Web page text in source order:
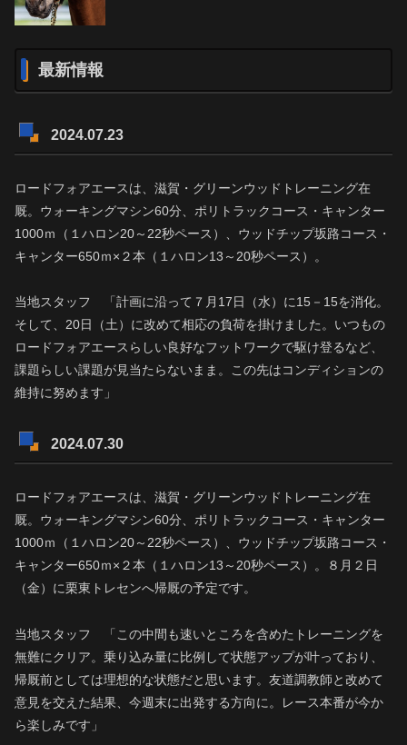
最新情報
2024.07.23
ロードフォアエースは、滋賀・グリーンウッドトレーニング在
厩。ウォーキングマシン60分、ポリトラックコース・キャンター
1000ｍ（１ハロン20～22秒ペース）、ウッドチップ坂路コース・
キャンター650ｍ×２本（１ハロン13～20秒ペース）。
当地スタッフ 「計画に沿って７月17日（水）に15－15を消化。
そして、20日（土）に改めて相応の負荷を掛けました。いつもの
ロードフォアエースらしい良好なフットワークで駆け登るなど、
課題らしい課題が見当たらないまま。この先はコンディションの
維持に努めます」
2024.07.30
ロードフォアエースは、滋賀・グリーンウッドトレーニング在
厩。ウォーキングマシン60分、ポリトラックコース・キャンター
1000ｍ（１ハロン20～22秒ペース）、ウッドチップ坂路コース・
キャンター650ｍ×２本（１ハロン13～20秒ペース）。８月２日
（金）に栗東トレセンへ帰厩の予定です。
当地スタッフ 「この中間も速いところを含めたトレーニングを
無難にクリア。乗り込み量に比例して状態アップが叶っており、
帰厩前としては理想的な状態だと思います。友道調教師と改めて
意見を交えた結果、今週末に出発する方向に。レース本番が今か
ら楽しみです」